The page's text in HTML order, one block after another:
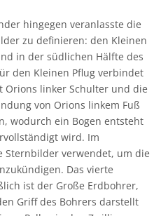
hingegen veranlasste die
zu definieren: den Kleinen
in der südlichen Hälfte des
den Kleinen Pflug verbindet
Orions linker Schulter und die
von Orions linkem Fuß
wodurch ein Bogen entsteht
wird. Im
Sternbilder verwendet, um die
Das vierte
ist der Große Erdbohrer,
Griff des Bohrers darstellt